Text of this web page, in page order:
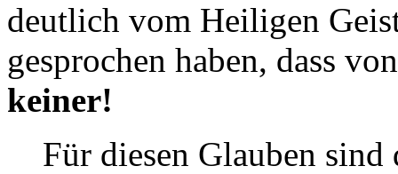
deutlich vom Heiligen
gesprochen haben, dass
keiner!
Für diesen Glauben